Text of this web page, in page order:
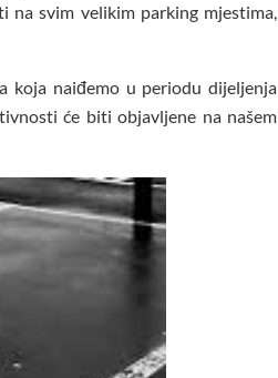
na svim velikim parking mjestima,
koja naiđemo u periodu dijeljenja
će biti objavljene na našem